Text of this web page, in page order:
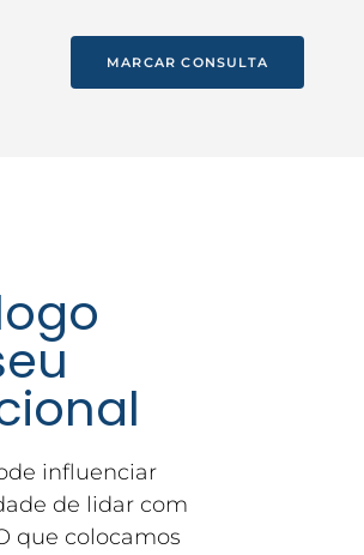
MARCAR CONSULTA
influenciar
de lidar com
que colocamos